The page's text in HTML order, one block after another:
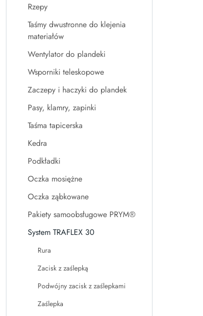
Rzepy
Taśmy dwustronne do klejenia
materiałów
Wentylator do plandeki
Wsporniki teleskopowe
Zaczepy i haczyki do plandek
Pasy, klamry, zapinki
Taśma tapicerska
Kedra
Podkładki
Oczka mosiężne
Oczka ząbkowane
Pakiety samoobsługowe PRYM®
System TRAFLEX 30
Rura
Zacisk z zaślepką
Podwójny zacisk z zaślepkami
Zaślepka